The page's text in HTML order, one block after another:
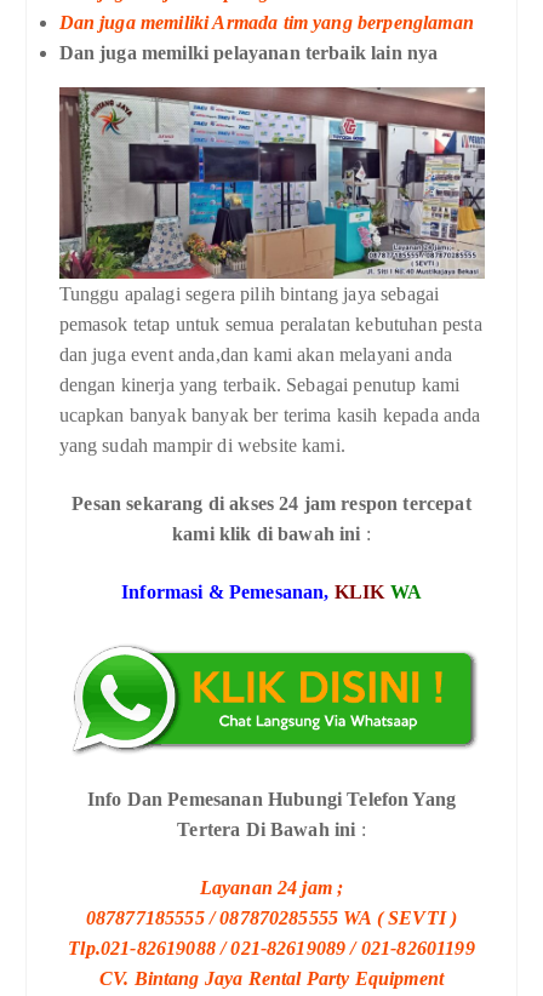
Dan juga memiliki Armada tim yang berpenglaman
Dan juga memilki pelayanan terbaik lain nya
Tunggu apalagi segera pilih bintang jaya sebagai
pemasok tetap untuk semua peralatan kebutuhan pesta
dan juga event anda,dan kami akan melayani anda
dengan kinerja yang terbaik. Sebagai penutup kami
ucapkan banyak banyak ber terima kasih kepada anda
yang sudah mampir di website kami.
Pesan sekarang di akses 24 jam respon tercepat
kami klik di bawah ini :
Informasi & Pemesanan, KLIK WA
Info Dan Pemesanan Hubungi Telefon Yang
Tertera Di Bawah ini :
Layanan 24 jam ;
087877185555 / 087870285555 WA ( SEVTI )
Tlp.021-82619088 / 021-82619089 / 021-82601199
CV. Bintang Jaya Rental Party Equipment